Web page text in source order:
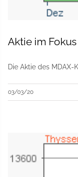
Aktie im
Die Aktie des MDAX-
03/03/20